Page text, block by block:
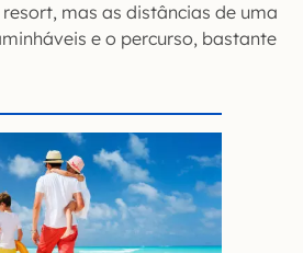
mas as distâncias de uma
e o percurso, bastante